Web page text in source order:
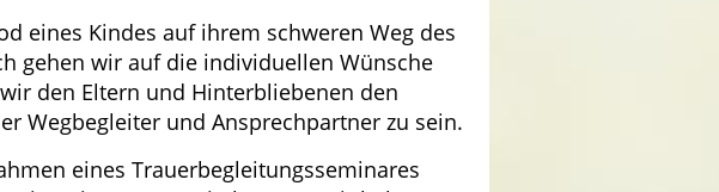
eines Kindes auf ihrem schweren Weg des
gehen wir auf die individuellen Wünsche
den Eltern und Hinterbliebenen den
Wegbegleiter und Ansprechpartner zu sein.
eines Trauerbegleitungsseminares